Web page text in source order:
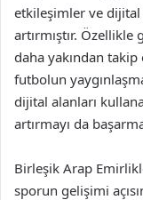
etkileşimler ve
artırmıştır.
daha yakından
futbolun
dijital alanları
artırmayı da
Birleşik Arap
sporun gelişimi